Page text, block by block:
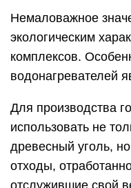
Немаловажное
экологическим
комплексов.
водонагревателей
Для производства
использовать не
древесный уголь,
отходы,